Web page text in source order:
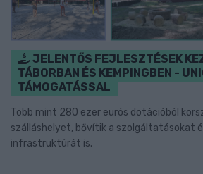
JELENTŐS FEJLESZTÉSEK
TÁBORBAN ÉS KEMPINGBEN -
TÁMOGATÁSSAL
Több mint 280 ezer eurós dotációból
szálláshelyet, bővítik a szolgáltatásokat
infrastruktúrát is.